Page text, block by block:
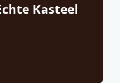
Kasteel